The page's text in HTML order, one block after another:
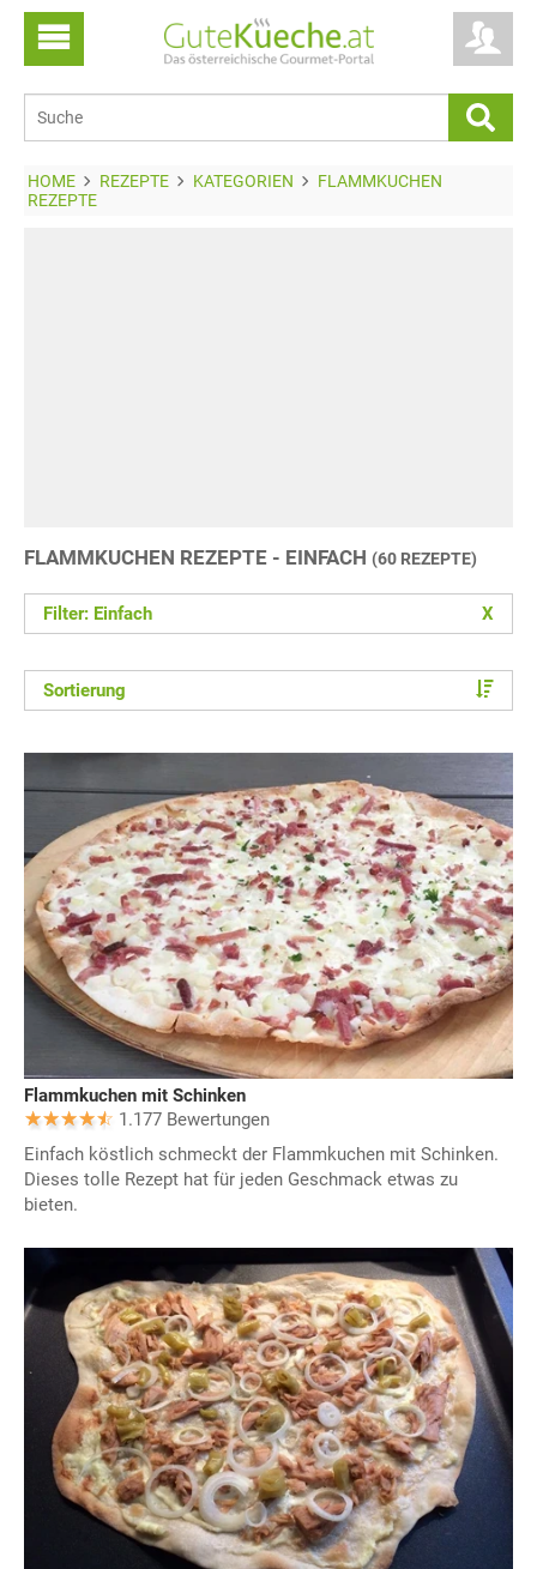
HOME REZEPTE KATEGORIEN
FLAMMKUCHEN
REZEPTE
FLAMMKUCHEN REZEPTE - EINFACH (60 REZEPTE)
Filter: Einfach X
Sortierung
Flammkuchen mit Schinken
1.177 Bewertungen
Einfach köstlich schmeckt der Flammkuchen mit Schinken.
Dieses tolle Rezept hat für jeden Geschmack etwas zu
bieten.